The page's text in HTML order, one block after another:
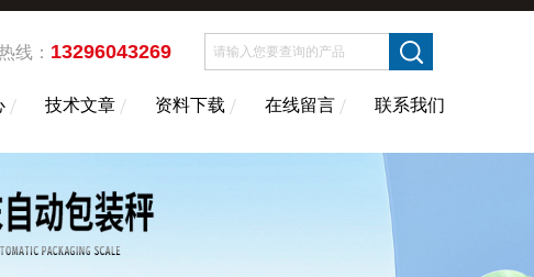
线： 13296043269
技术文章 资料下载 在线留言 联系我们